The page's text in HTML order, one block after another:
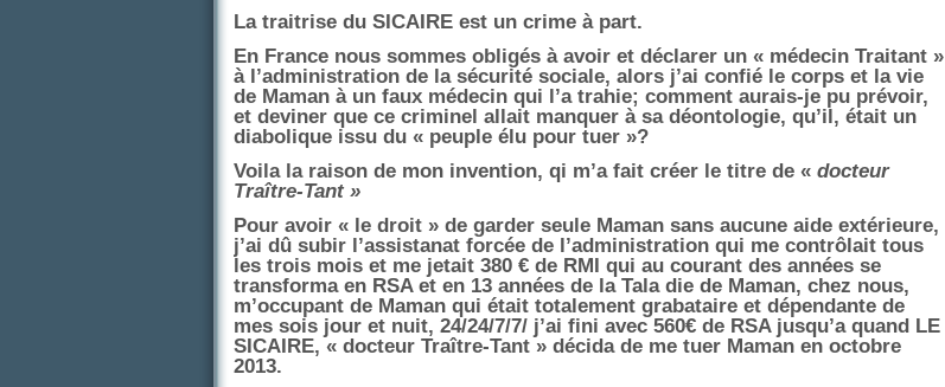
La traitrise du SICAIRE est un crime à part.
En France nous sommes obligés à avoir et déclarer un « médecin Traitant »
à l’administration de la sécurité sociale, alors j’ai confié le corps et la vie
de Maman à un faux médecin qui l’a trahie; comment aurais-je pu prévoir,
et deviner que ce criminel allait manquer à sa déontologie, qu’il, était un
diabolique issu du « peuple élu pour tuer »?
Voila la raison de mon invention, qi m’a fait créer le titre de « docteur
Traître-Tant »
Pour avoir « le droit » de garder seule Maman sans aucune aide extérieure,
j’ai dû subir l’assistanat forcée de l’administration qui me contrôlait tous
les trois mois et me jetait 380 € de RMI qui au courant des années se
transforma en RSA et en 13 années de la Tala die de Maman, chez nous,
m’occupant de Maman qui était totalement grabataire et dépendante de
mes sois jour et nuit, 24/24/7/7/ j’ai fini avec 560€ de RSA jusqu’a quand LE
SICAIRE, « docteur Traître-Tant » décida de me tuer Maman en octobre
2013.